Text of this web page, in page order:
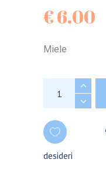
€6.00
Miele
MIELE DI
desideri